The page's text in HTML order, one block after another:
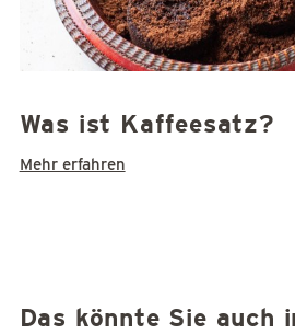
Was ist Kaffeesatz?
Mehr erfahren
Das könnte Sie auch